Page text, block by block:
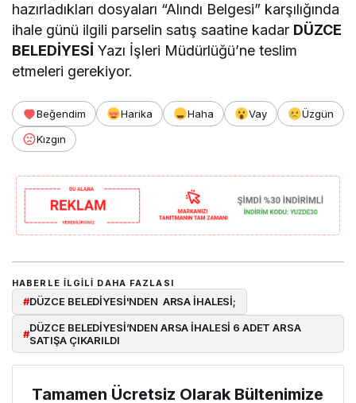
hazırladıkları dosyaları “Alındı Belgesi” karşılığında
ihale günü ilgili parselin satış saatine kadar DÜZCE
BELEDİYESİ Yazı İşleri Müdürlüğü’ne teslim
etmeleri gerekiyor.
Beğendim Harika Haha Vay
Üzgün
Kızgın
HABERLE ILGILI DAHA FAZLASI
#DÜZCE BELEDİYESİ'NDEN ARSA İHALESİ;
#DÜZCE BELEDİYESİ’NDEN ARSA İHALESİ 6 ADET ARSA
SATIŞA ÇIKARILDI
Tamamen Ücretsiz Olarak Bültenimize